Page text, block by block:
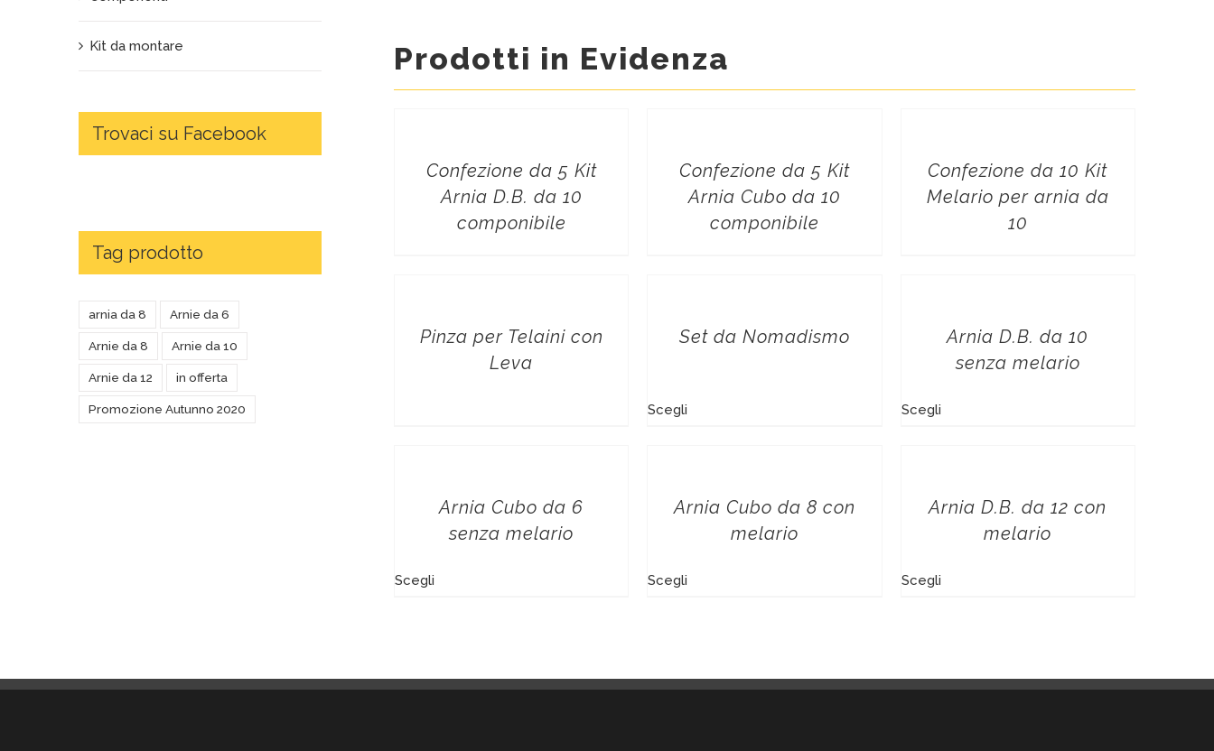
Prodotti in Evidenza
Confezione da 5 Kit
Arnia D.B. da 10
componibile
Confezione da 5 Kit
Arnia Cubo da 10
componibile
Confezione da 10 Kit
Melario per arnia da
10
Pinza per Telaini con
Leva
Set da Nomadismo
Scegli
Arnia D.B. da 10
senza melario
Scegli
Arnia Cubo da 6
senza melario
Scegli
Arnia Cubo da 8 con
melario
Scegli
Arnia D.B. da 12 con
melario
Scegli
Kit da montare
Trovaci su Facebook
Tag prodotto
arnia da 8 Arnie da 6
Arnie da 8 Arnie da 10
Arnie da 12 in offerta
Promozione Autunno 2020